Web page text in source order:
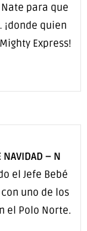
para que
quien
Express!
NAVIDAD –N
el Jefe Bebé
uno de los
el Polo Norte.